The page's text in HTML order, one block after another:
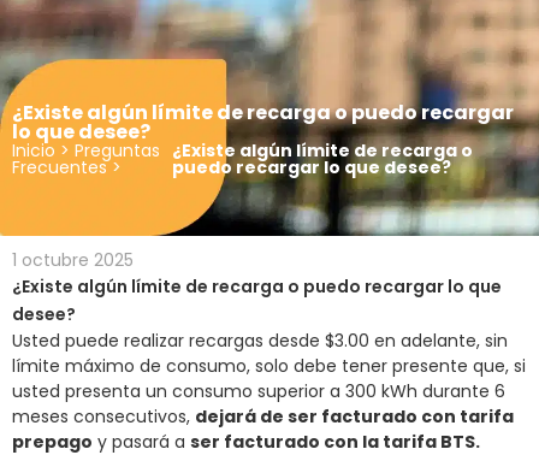
¿Existe algún límite de recarga o puedo recargar
lo que desee?
Inicio > Preguntas
Frecuentes>
¿Existe algún límite de recarga o
puedo recargar lo que desee?
1 octubre 2025
¿Existe algún límite de recarga o puedo recargar lo que
desee?
Usted puede realizar recargas desde $3.00 en adelante, sin
límite máximo de consumo, solo debe tener presente que, si
usted presenta un consumo superior a 300 kWh durante 6
meses consecutivos, dejará de ser facturado con tarifa
prepago y pasará a ser facturado con la tarifa BTS.